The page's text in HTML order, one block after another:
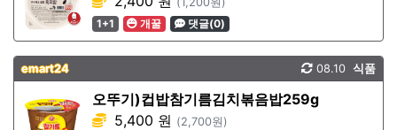
1+1
개꿀 댓글(0)
emart24 식품
08.10
오뚜기)컵밥참기름김치볶음밥259g
5,400 원 (2,700원)